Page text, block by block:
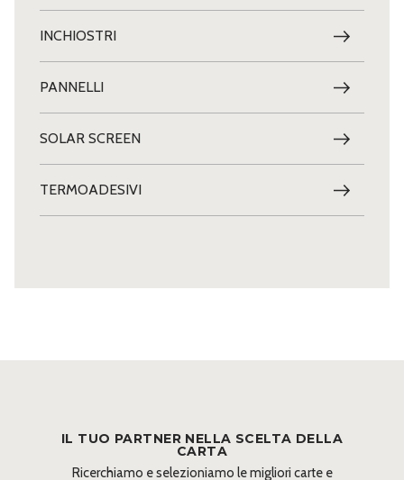
INCHIOSTRI
PANNELLI
SOLAR SCREEN
TERMOADESIVI
IL TUO PARTNER NELLA SCELTA DELLA
CARTA
Ricerchiamo e selezioniamo le migliori carte e